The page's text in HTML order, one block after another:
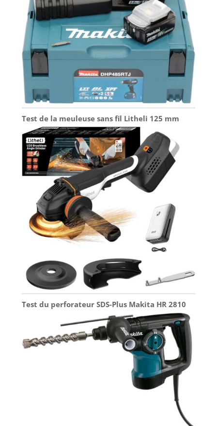
Test de la meuleuse sans fil Litheli 125 mm
Test du perforateur SDS-Plus Makita HR 2810